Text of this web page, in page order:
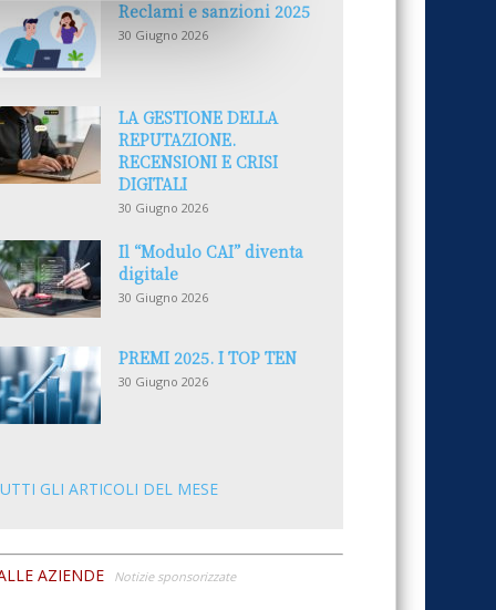
Reclami e sanzioni 2025
30 Giugno 2026
LA GESTIONE DELLA
REPUTAZIONE.
RECENSIONI E CRISI
DIGITALI
30 Giugno 2026
Il “Modulo CAI” diventa
digitale
30 Giugno 2026
PREMI 2025. I TOP TEN
30 Giugno 2026
GLI ARTICOLI DEL MESE
AZIENDE Notizie sponsorizzate